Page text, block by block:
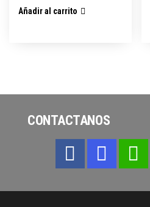
original
Añadir al carrito
CONTACTANOS